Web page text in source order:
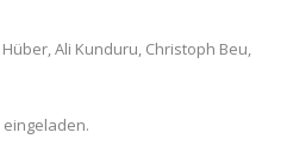
Ali Kunduru, Christoph Beu,
eingeladen.